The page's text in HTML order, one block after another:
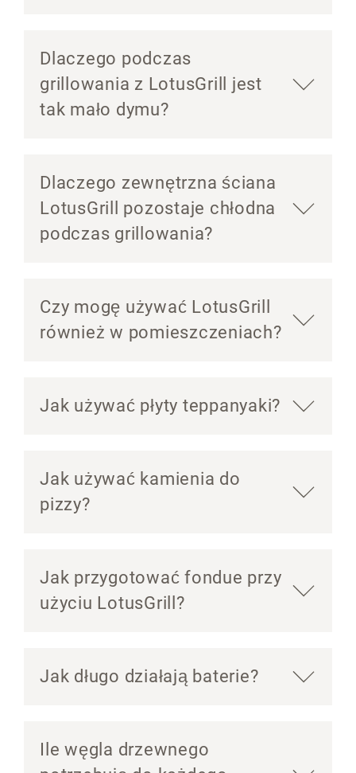
Dlaczego podczas
grillowania z LotusGrill jest
tak mało dymu?
Dlaczego zewnętrzna ściana
LotusGrill pozostaje chłodna
podczas grillowania?
Czy mogę używać LotusGrill
również w pomieszczeniach?
Jak używać płyty teppanyaki?
Jak używać kamienia do
pizzy?
Jak przygotować fondue przy
użyciu LotusGrill?
Jak długo działają baterie?
Ile węgla drzewnego